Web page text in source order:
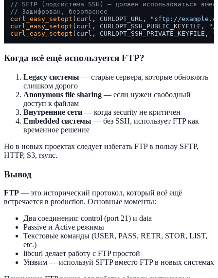
// SFTP (подсистема SSH) — должен использоваться
// Зашифрован, безопаснее
curl_easy_setopt (curl, CURLOPT_URL,
"sftp://
curl_easy_setopt (curl, CURLOPT_SSH_PUBLIC_KEYFILE,
"/
curl_easy_setopt (curl, CURLOPT_SSH_PRIVATE_KEYFILE,
Когда всё ещё используется FTP?
Legacy системы — старые сервера, которые обновлять
слишком дорого
Anonymous file sharing — если нужен свободный
доступ к файлам
Внутренние сети — когда security не критичен
Embedded системы — без SSH, использует FTP как
временное решение
Но в новых проектах следует избегать FTP в пользу SFTP,
HTTP, S3, rsync.
Вывод
FTP — это исторический протокол, который всё ещё
встречается в production. Основные моменты:
Два соединения: control (port 21) и data
Passive и Active режимы
Текстовые команды (USER, PASS, RETR, STOR, LIST,
etc.)
libcurl делает работу с FTP простой
Уязвим — используй SFTP вместо FTP в новых системах